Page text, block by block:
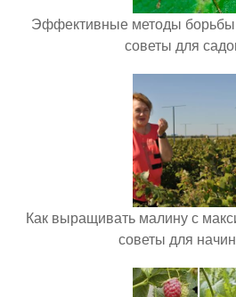
Эффективные методы борьбы
советы для
Как выращивать малину с
советы для